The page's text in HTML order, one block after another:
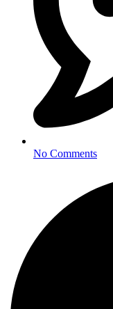
No Comments